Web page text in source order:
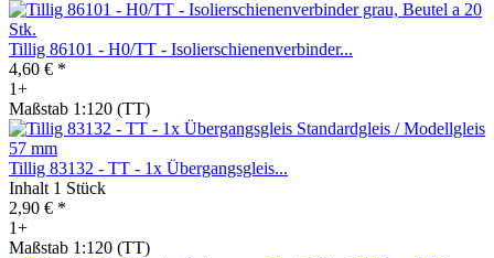
Tillig 86101 - H0/TT - Isolierschienenverbinder...
4,60 € *
1+
Maßstab 1:120 (TT)
Tillig 83132 - TT - 1x Übergangsgleis...
Inhalt 1 Stück
2,90 € *
1+
Maßstab 1:120 (TT)